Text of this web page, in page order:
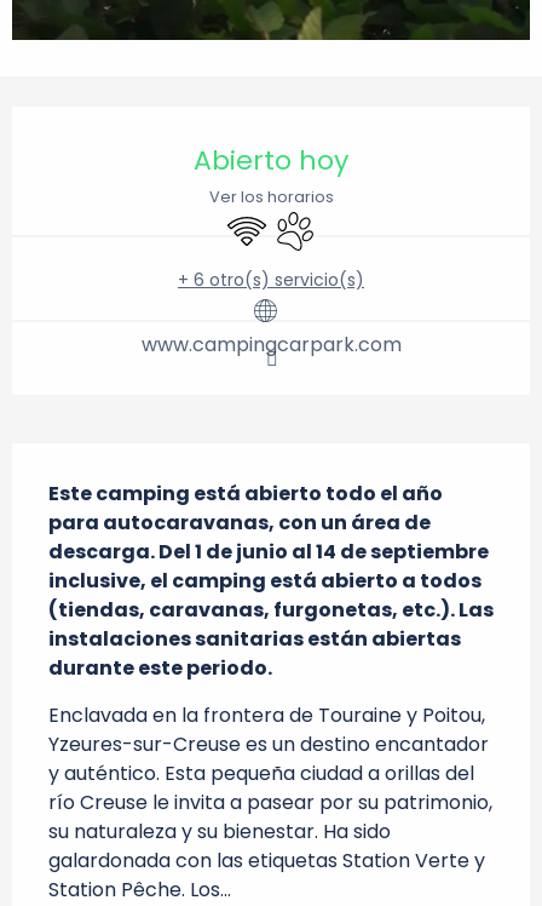
Abierto hoy
Ver los horarios
Wifi Se aceptan animales
+ 6 otro(s) servicio(s)
www.campingcarpark.com
Este camping está abierto todo el año
para autocaravanas, con un área de
descarga. Del 1 de junio al 14 de septiembre
inclusive, el camping está abierto a todos
(tiendas, caravanas, furgonetas, etc.). Las
instalaciones sanitarias están abiertas
durante este periodo.
Enclavada en la frontera de Touraine y Poitou,
Yzeures-sur-Creuse es un destino encantador
y auténtico. Esta pequeña ciudad a orillas del
río Creuse le invita a pasear por su patrimonio,
su naturaleza y su bienestar. Ha sido
galardonada con las etiquetas Station Verte y
Station Pêche. Los...